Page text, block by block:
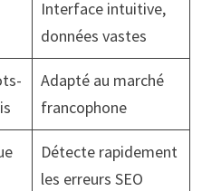
Interface intuitive,
données vastes
Adapté au marché
francophone
Détecte rapidement
les erreurs SEO